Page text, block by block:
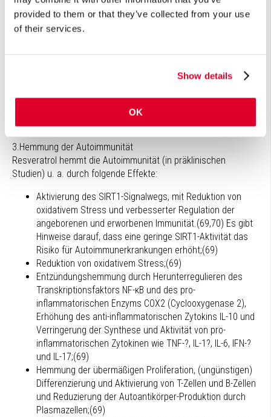
provided to them or that they’ve collected from your use
of their services.
Show details
OK
laufende und verstopfte Nase) wurden durch die intranasale
Verabreichung von Resveratrol oder Budesonid im Vergleich
zum Placebo signifikant reduziert. In der Resveratrol-Gruppe
signifikant, was auf einen Rückgang der allergischen
Resveratrol hilft, Heuschnupfensymptome deutlich zu
reduzieren. Ob eine orale Gabe von Resveratrol ebenfalls
wirksam ist, wurde noch nicht untersucht.
3.Hemmung der Autoimmunität
Resveratrol hemmt die Autoimmunität (in präklinischen
Studien) u. a. durch folgende Effekte:
Aktivierung des SIRT1-Signalwegs, mit Reduktion von
oxidativem Stress und verbesserter Regulation der
angeborenen und erworbenen Immunität.(69,70) Es gibt
Hinweise darauf, dass eine geringe SIRT1-Aktivität das
Risiko für Autoimmunerkrankungen erhöht;(69)
Reduktion von oxidativem Stress;(69)
Entzündungshemmung durch Herunterregulieren des
Transkriptionsfaktors NF-κB und des pro-
inflammatorischen Enzyms COX2 (Cyclooxygenase 2),
Erhöhung des anti-inflammatorischen Zytokins IL-10 und
Verringerung der Synthese und Aktivität von pro-
inflammatorischen Zytokinen wie TNF-?, IL-1?, IL-6, IFN-?
und IL-17;(69)
Hemmung der übermäßigen Proliferation, (ungünstigen)
Differenzierung und Aktivierung von T-Zellen und B-Zellen
und Reduzierung der Autoantikörper-Produktion durch
Plasmazellen;(69)